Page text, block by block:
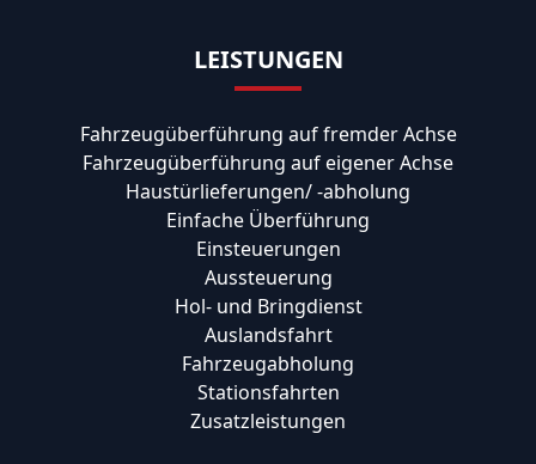
LEISTUNGEN
Fahrzeugüberführung auf fremder Achse
Fahrzeugüberführung auf eigener Achse
Haustürlieferungen/ -abholung
Einfache Überführung
Einsteuerungen
Aussteuerung
Hol- und Bringdienst
Auslandsfahrt
Fahrzeugabholung
Stationsfahrten
Zusatzleistungen